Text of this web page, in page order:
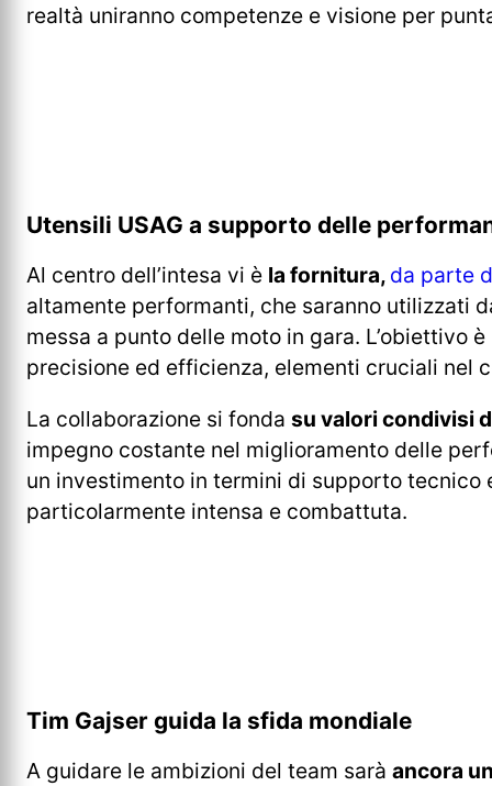
realtà uniranno competenze e visione per
Utensili USAG a supporto delle
Al centro dell’intesa vi è la fornitura, da parte
altamente performanti, che saranno utilizzati
messa a punto delle moto in gara. L’obiettivo
precisione ed efficienza, elementi cruciali nel
La collaborazione si fonda su valori condivisi
impegno costante nel miglioramento delle
un investimento in termini di supporto
particolarmente intensa e combattuta.
Tim Gajser guida la sfida mondiale
A guidare le ambizioni del team sarà ancora